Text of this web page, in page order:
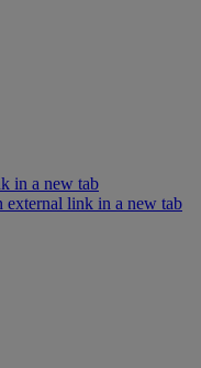
in a new tab
external link in a new tab